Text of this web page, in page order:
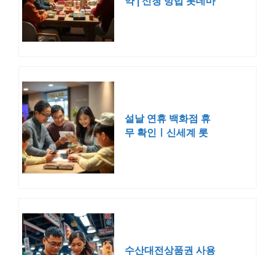
설날 연휴 백화점 휴
무 확인ㅣ신세계 롯
수산대전상품권 사용